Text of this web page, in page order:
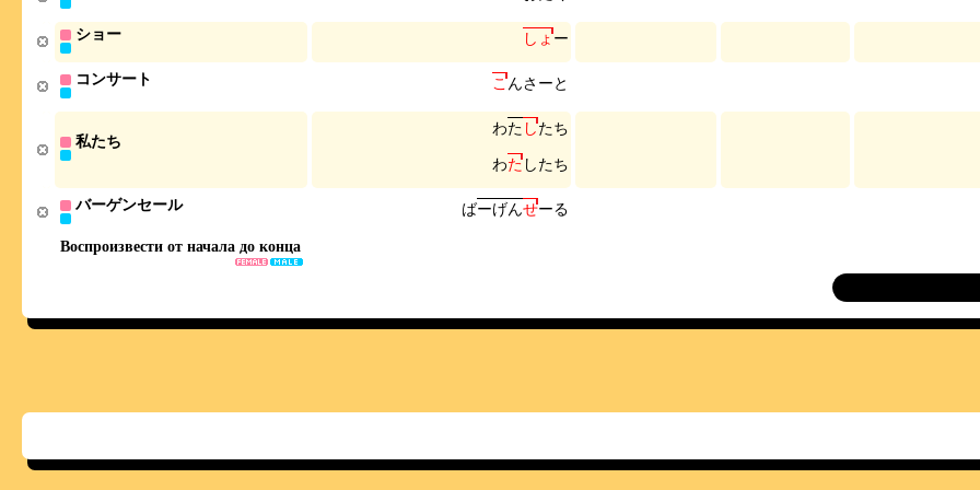
Воспроизвести от начала до конца
ショー し ょー
コンサート こんさ ーと
私たち
わた したち
わたしたち
バーゲンセール ばーげんせーる